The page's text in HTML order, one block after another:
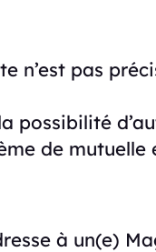
n’est pas
possibilité
de mutuelle
à un(e)